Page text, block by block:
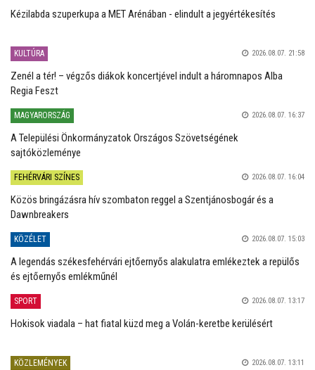
Kézilabda szuperkupa a MET Arénában - elindult a jegyértékesítés
KULTÚRA 2026.08.07. 21:58
Zenél a tér! – végzős diákok koncertjével indult a háromnapos Alba
Regia Feszt
MAGYARORSZÁG 2026.08.07. 16:37
A Települési Önkormányzatok Országos Szövetségének
sajtóközleménye
FEHÉRVÁRI SZÍNES 2026.08.07. 16:04
Közös bringázásra hív szombaton reggel a Szentjánosbogár és a
Dawnbreakers
KÖZÉLET 2026.08.07. 15:03
A legendás székesfehérvári ejtőernyős alakulatra emlékeztek a repülős
és ejtőernyős emlékműnél
SPORT 2026.08.07. 13:17
Hokisok viadala – hat fiatal küzd meg a Volán-keretbe kerülésért
KÖZLEMÉNYEK 2026.08.07. 13:11